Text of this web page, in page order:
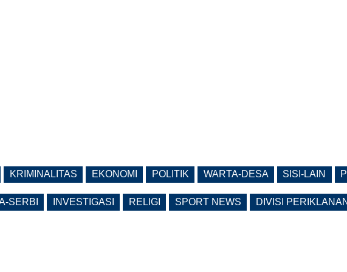
KRIMINALITAS EKONOMI POLITIK WARTA-DESA SISI-LAIN
SERBI INVESTIGASI RELIGI SPORT NEWS DIVISI